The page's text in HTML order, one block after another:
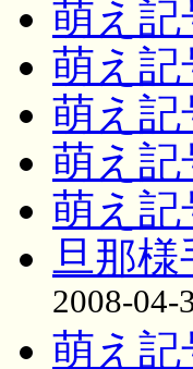
萌え記
萌え記
萌え記
萌え記
萌え記
旦那
2008-04-
萌え記